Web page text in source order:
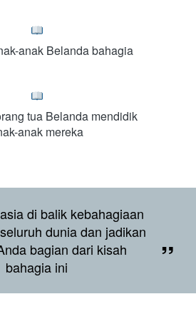
anak Belanda bahagia
tua Belanda mendidik
anak mereka
di balik kebahagiaan
dunia dan jadikan
bagian dari kisah
bahagia ini
”